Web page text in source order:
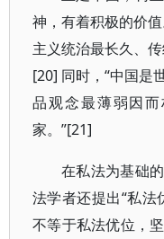
神，有着积极的价
主义统治最长久、
[20] 同时，“中国是
品观念最薄弱因
家。”[21]
在私法为基础
法学者还提出“私法
不等于私法优位，